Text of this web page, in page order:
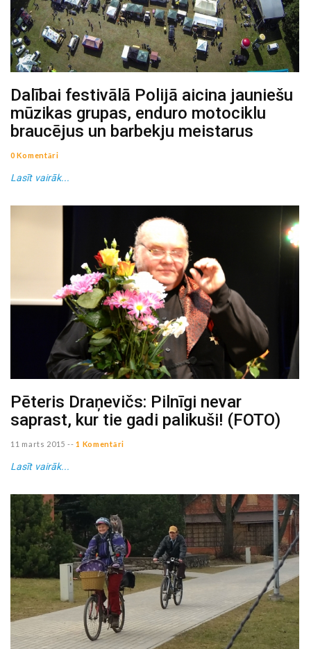
Dalībai festivālā Polijā aicina jauniešu
mūzikas grupas, enduro motociklu
braucējus un barbekju meistarus
0 Komentāri
Lasīt vairāk...
Pēteris Draņevičs: Pilnīgi nevar
saprast, kur tie gadi palikuši! (FOTO)
11 marts 2015 -- 1 Komentāri
Lasīt vairāk...